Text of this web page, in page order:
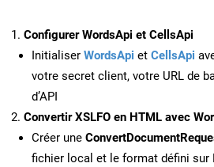
Configurer WordsApi et CellsApi
Initialiser WordsApi et CellsApi
votre secret client, votre URL de
d’API
Convertir XSLFO en HTML avec
Créer une
fichier local et le format défini sur